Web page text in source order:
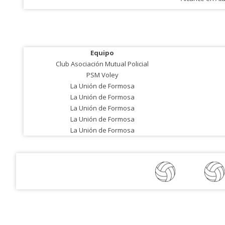
Equipo
Club Asociación Mutual Policial
PSM Voley
La Unión de Formosa
La Unión de Formosa
La Unión de Formosa
La Unión de Formosa
La Unión de Formosa